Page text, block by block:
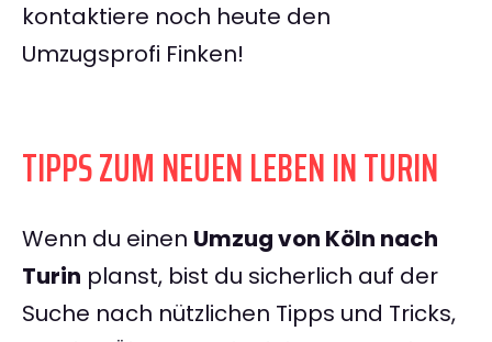
kontaktiere noch heute den
Umzugsprofi Finken!
TIPPS ZUM NEUEN LEBEN IN TURIN
Wenn du einen Umzug von Köln nach
Turin planst, bist du sicherlich auf der
Suche nach nützlichen Tipps und Tricks,